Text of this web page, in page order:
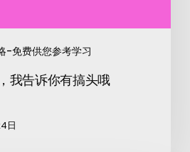
-免费供您参考学习
我告诉你有搞头哦
日